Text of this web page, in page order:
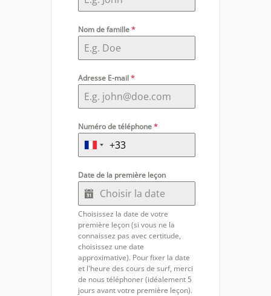
Nom de famille*
Adresse E-mail*
Numéro de téléphone*
Date de la première leçon
Choisissez la date de votre
première leçon (si vous ne la
connaissez pas avec certitude,
choisissez une date
approximative). Pour fixer la date
et l'heure des cours de surf, merci
de nous téléphoner (idéalement 5
jours avant votre première leçon).